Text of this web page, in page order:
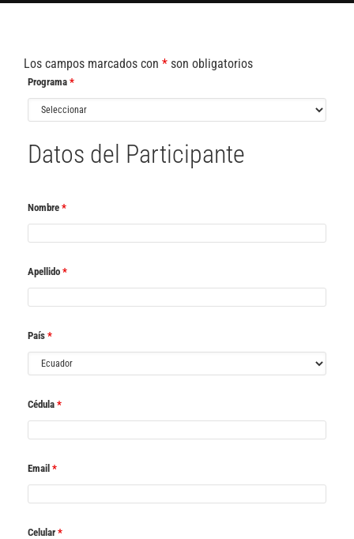
Los campos marcados con * son obligatorios
Programa *
Datos del Participante
Nombre *
Apellido *
País *
Cédula *
Email *
Celular *